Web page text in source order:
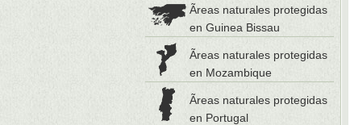
Ãreas naturales protegidas
en Guinea Bissau
Ãreas naturales protegidas
en Mozambique
Ãreas naturales protegidas
en Portugal